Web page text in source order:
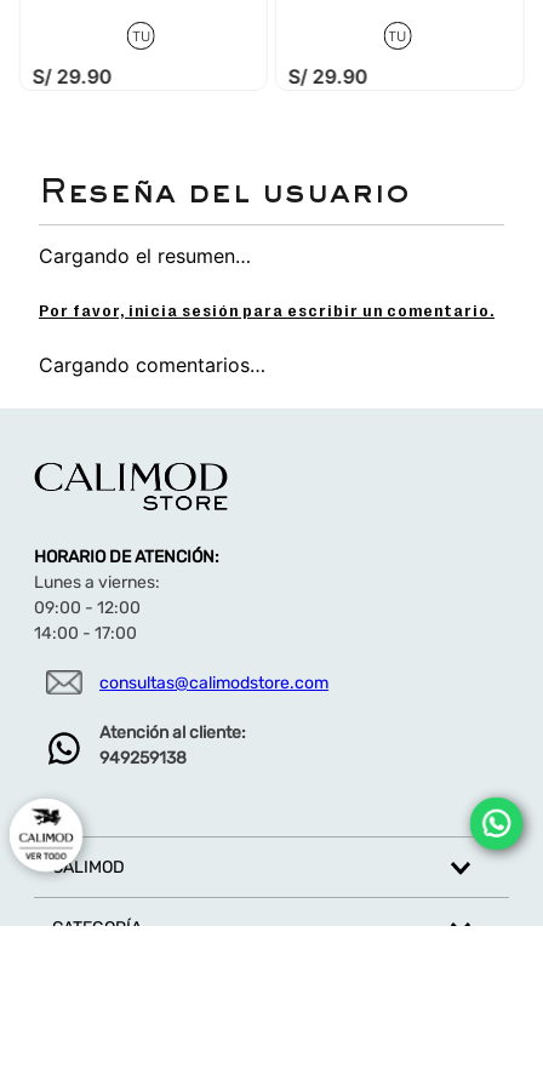
TU
S/ 29.90
TU
S/ 29.90
Cargando el resumen…
Por favor, inicia sesión para escribir un comentario.
Cargando comentarios…
HORARIO DE ATENCIÓN:
Lunes a viernes:
09:00 - 12:00
14:00 - 17:00
consultas@calimodstore.com
Atención al cliente:
949259138
CALIMOD
CATEGORÍA